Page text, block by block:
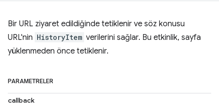
Bir URL ziyaret edildiğinde tetiklenir ve söz konusu
URL'nin HistoryItem verilerini sağlar. Bu etkinlik, sayfa
yüklenmeden önce tetiklenir.
PARAMETRELER
callback